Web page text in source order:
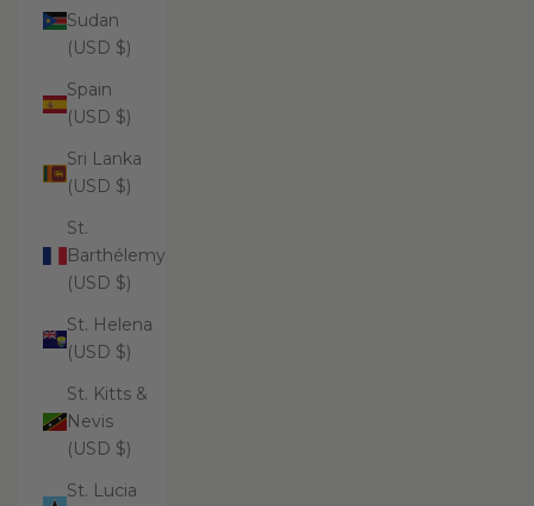
Sudan
(USD $)
Spain
(USD $)
Sri Lanka
(USD $)
St.
Barthélemy
(USD $)
St. Helena
(USD $)
St. Kitts &
Nevis
(USD $)
St. Lucia